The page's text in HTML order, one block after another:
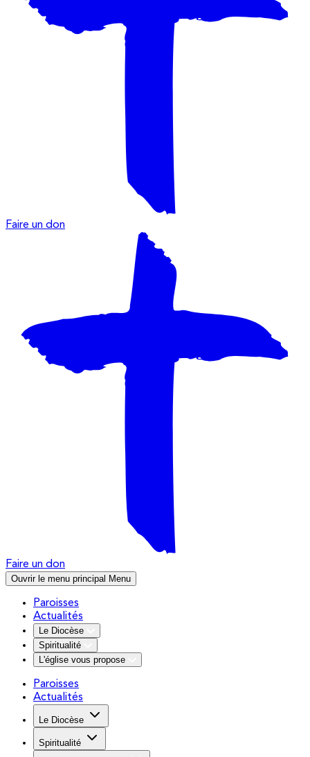
Faire un don
Faire un don
Ouvrir le menu principal Menu
Paroisses
Actualités
Le Diocèse
Spiritualité
L'église vous propose
Paroisses
Actualités
Le Diocèse
Spiritualité